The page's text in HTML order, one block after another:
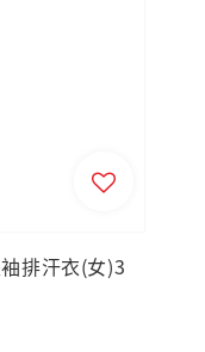
排汗衣(女)3